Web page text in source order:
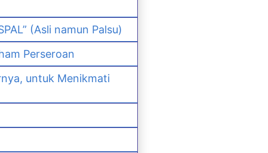
(Asli namun Palsu)
Perseroan
untuk Menikmati